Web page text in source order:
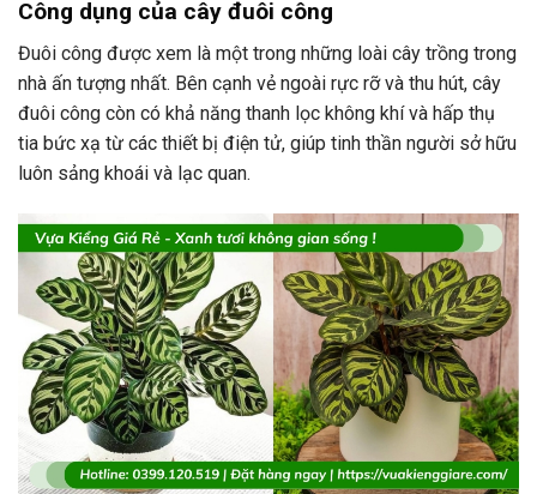
Công dụng của cây đuôi công
Đuôi công được xem là một trong những loài cây trồng trong
nhà ấn tượng nhất. Bên cạnh vẻ ngoài rực rỡ và thu hút, cây
đuôi công còn có khả năng thanh lọc không khí và hấp thụ
tia bức xạ từ các thiết bị điện tử, giúp tinh thần người sở hữu
luôn sảng khoái và lạc quan.